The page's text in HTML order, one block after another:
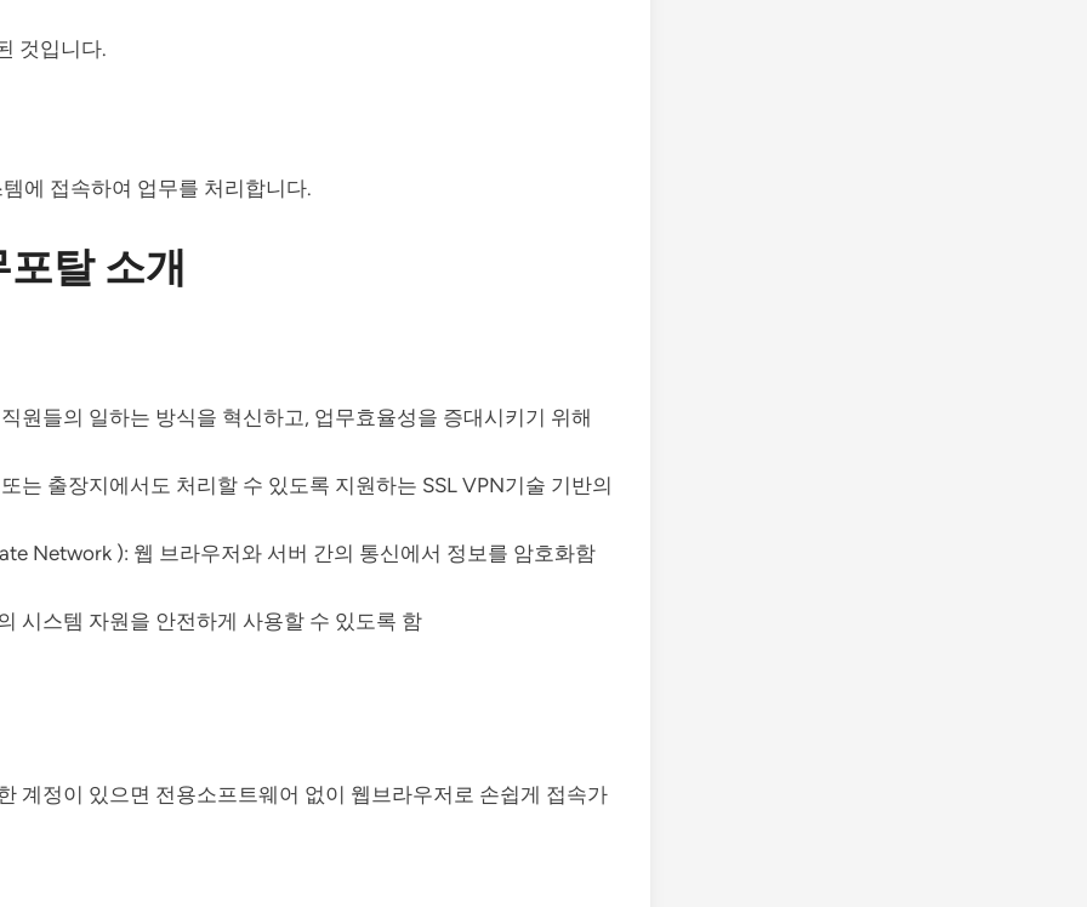
것입니다.
에 접속하여 업무를 처리합니다.
탈 소개
원들의 일하는 방식을 혁신하고, 업무효율성을 증대시키기 위해
는 출장지에서도 처리할 수 있도록 지원하는 SSL VPN기술 기반의
Network ): 웹 브라우저와 서버 간의 통신에서 정보를 암호화함
시스템 자원을 안전하게 사용할 수 있도록 함
계정이 있으면 전용소프트웨어 없이 웹브라우저로 손쉽게 접속가